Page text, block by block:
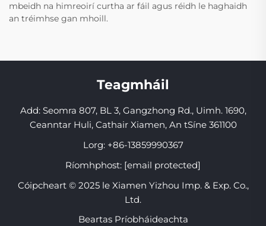
mbeidh na himreoirí curtha ar fáil agus réidh le haghaidh
an tréimhse gan mhoill.
Teagmháil
Add: Seomra 807, BL 3, Gangzhong Rd., Uimh. 1690,
Ceanntar Huli, Cathair Xiamen, An tSíne 361100
Lorg: +86-13859990367
Ríomhphost: [email protected]
Cóipcheart © 2025 le Xiamen Yizhou Imp. & Exp. Co.,
Ltd.
Beartas Príobháideachta